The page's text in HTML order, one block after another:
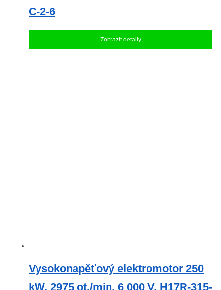
C-2-6
Zobrazit detaily
Vysokonapěťový elektromotor 250
kW, 2975 ot./min, 6 000 V, H17R-315-